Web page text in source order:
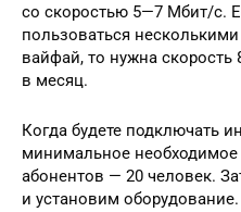
со скоростью 5—7 Мбит/с.
пользоваться
вайфай, то нужна
в месяц.
Когда будете подключать
минимальное
абонентов — 20 человек.
и установим оборудование.